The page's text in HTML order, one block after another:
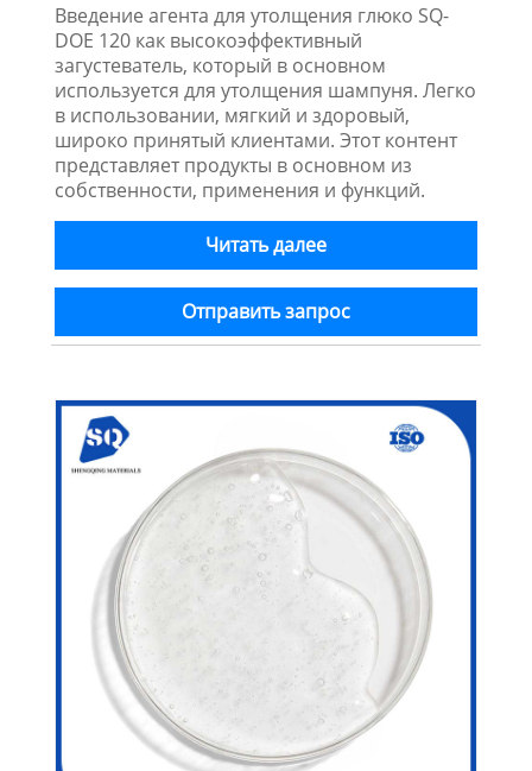
Введение агента для утолщения глюко SQ-
DOE 120 как высокоэффективный
загустеватель, который в основном
используется для утолщения шампуня. Легко
в использовании, мягкий и здоровый,
широко принятый клиентами. Этот контент
представляет продукты в основном из
собственности, применения и функций.
Читать далее
Отправить запрос